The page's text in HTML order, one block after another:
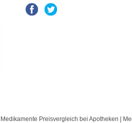
Medikamente Preisvergleich bei Apotheken |